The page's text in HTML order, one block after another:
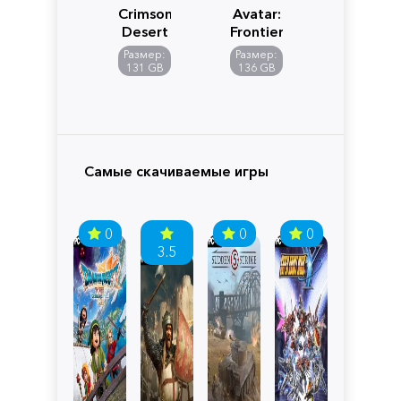
Crimson
Desert
Размер:
131 GB
Avatar:
Frontiers
of
Pandora
Размер:
136 GB
Самые скачиваемые игры
0
3.5
0 0